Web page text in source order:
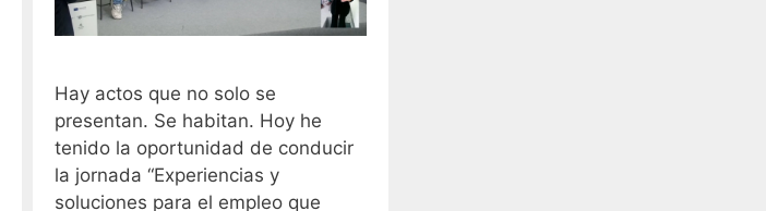
Hay actos que no solo se
presentan. Se habitan. Hoy he
tenido la oportunidad de conducir
la jornada “Experiencias y
soluciones para el empleo que